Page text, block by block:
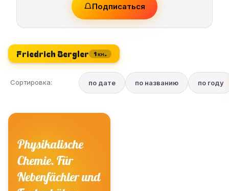
Подписаться
Friedrich Bergler 1 кн.
Сортировка: по дате по названию по году